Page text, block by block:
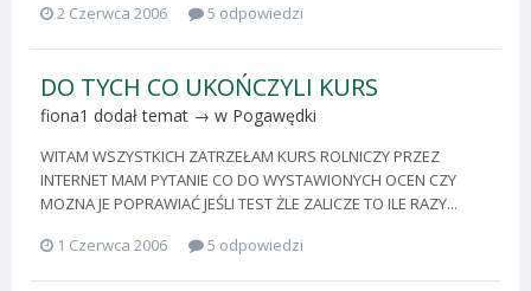
2 Czerwca 2006
5 odpowiedzi
DO TYCH CO UKOŃCZYLI KURS
fiona1 dodał temat → w Pogawędki
WITAM WSZYSTKICH ZATRZEŁAM KURS ROLNICZY PRZEZ
INTERNET MAM PYTANIE CO DO WYSTAWIONYCH OCEN CZY
MOZNA JE POPRAWIAĆ JEŚLI TEST ŻLE ZALICZE TO ILE RAZY...
1 Czerwca 2006
5 odpowiedzi